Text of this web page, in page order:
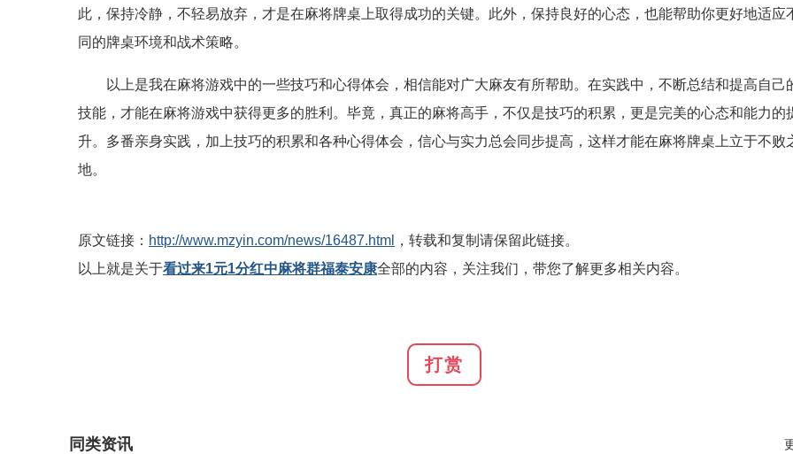
此，保持冷静，不轻易放弃，才是在麻将牌桌上取得成功的关键。此外，保持良好的心态，也能帮助你更好地适应
同的牌桌环境和战术策略。
以上是我在麻将游戏中的一些技巧和心得体会，相信能对广大麻友有所帮助。在实践中，不断总结和提高自己
技能，才能在麻将游戏中获得更多的胜利。毕竟，真正的麻将高手，不仅是技巧的积累，更是完美的心态和能力的
升。多番亲身实践，加上技巧的积累和各种心得体会，信心与实力总会同步提高，这样才能在麻将牌桌上立于不败
地。
原文链接： http://www.mzyin.com/news/16487.html
，转载和复制请保留此链接。
以上就是关于看过来1元1分红中麻将群福泰安康全部的内容，关注我们，带您了解更多相关内容。
打赏
同类资讯